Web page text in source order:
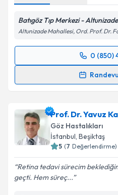
Batıgöz Tıp Merkezi - Altunizade
Altunizade Mahallesi, Ord. Prof. Dr.
0 (850)
Randevu Takvimi
için bir takvim
bilgilendireceğiz.
E-posta Adresiniz
Prof. Dr. Yavuz
Göz Hastalıkları
İstanbul, Beşiktaş
5 (7 Değerlendirme)
Retina tedavi sürecim
geçti. Hem süreç...